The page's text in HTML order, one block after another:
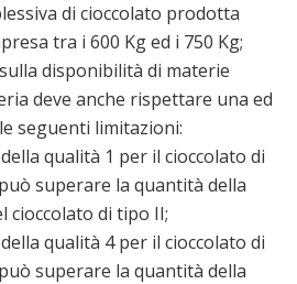
di cioccolato prodotta
tra i 600 Kg ed i 750 Kg;
disponibilità di materie
deve anche rispettare una ed
seguenti limitazioni:
qualità 1 per il cioccolato di
superare la quantità della
cioccolato di tipo II;
qualità 4 per il cioccolato di
superare la quantità della